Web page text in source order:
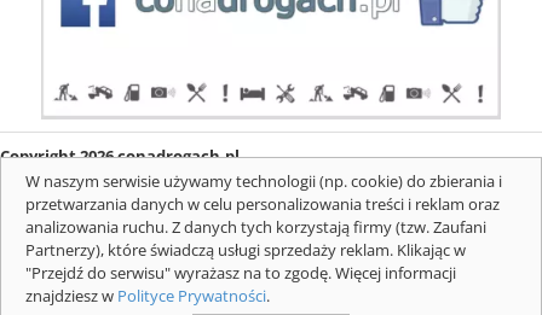
Copyright 2026 conadrogach.pl
O firmie
Redakcja Regulamin
Informacje o cookies
Mapa serwisu
Komunikaty
W naszym serwisie używamy technologii (np. cookie) do zbierania i
przetwarzania danych w celu personalizowania treści i reklam oraz
analizowania ruchu. Z danych tych korzystają firmy (tzw. Zaufani
Partnerzy), które świadczą usługi sprzedaży reklam. Klikając w
"Przejdź do serwisu" wyrażasz na to zgodę. Więcej informacji
znajdziesz w Polityce Prywatności.